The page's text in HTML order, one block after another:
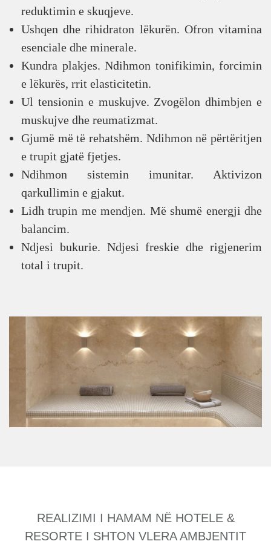
reduktimin e skuqjeve.
Ushqen dhe rihidraton lëkurën. Ofron vitamina
esenciale dhe minerale.
Kundra plakjes. Ndihmon tonifikimin, forcimin
e lëkurës, rrit elasticitetin.
Ul tensionin e muskujve. Zvogëlon dhimbjen e
muskujve dhe reumatizmat.
Gjumë më të rehatshëm. Ndihmon në përtëritjen
e trupit gjatë fjetjes.
Ndihmon sistemin imunitar. Aktivizon
qarkullimin e gjakut.
Lidh trupin me mendjen. Më shumë energji dhe
balancim.
Ndjesi bukurie. Ndjesi freskie dhe rigjenerim
total i trupit.
REALIZIMI I HAMAM NË HOTELE &
RESORTE I SHTON VLERA AMBJENTIT